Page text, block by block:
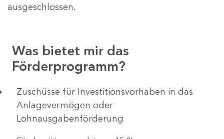
ausgeschlossen.
Was bietet mir das
Förderprogramm?
​​​​​​Zuschüsse für Investitionsvorhaben in das
Anlagevermögen oder
Lohnausgabenförderung